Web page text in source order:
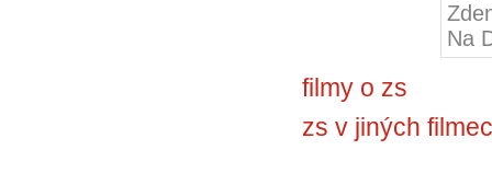
Na
filmy o zs
zs v jiných